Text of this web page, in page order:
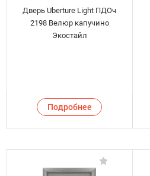
Дверь Uberture Light ПДОч
2198 Велюр капучино
Экостайл
Подробнее